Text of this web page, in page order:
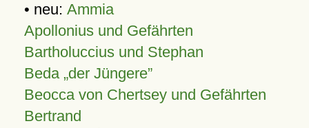
• neu: Ammia
Apollonius und Gefährten
Bartholuccius und Stephan
Beda „der Jüngere”
Beocca von Chertsey und Gefährten
Bertrand